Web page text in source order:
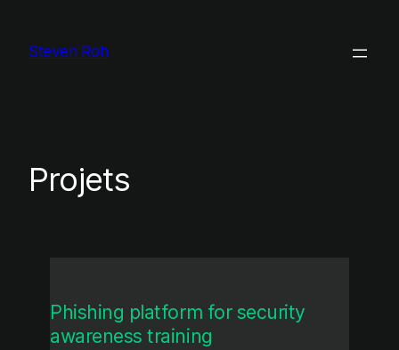
contenu
Steven Roh
Projets
Phishing platform for security
awareness training